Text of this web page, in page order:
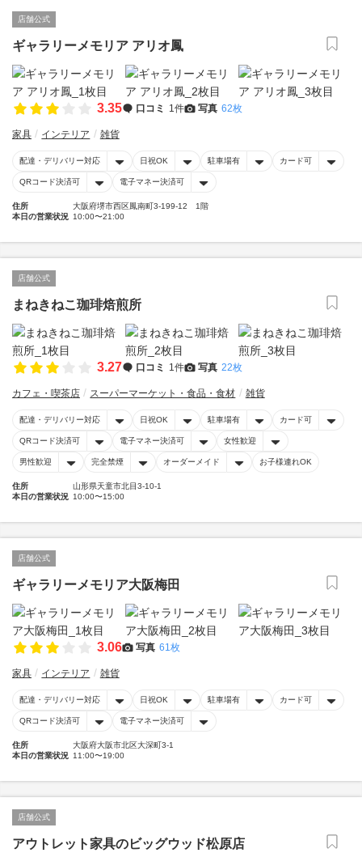
店舗公式
ギャラリーメモリア アリオ鳳
3.35 口コミ 1件 写真 62枚
家具 インテリア 雑貨
配達・デリバリー対応 日祝OK 駐車場有 カード可
QRコード決済可 電子マネー決済可
住所
大阪府堺市西区鳳南町3-199-12 1階
本日の営業状況 10:00〜21:00
店舗公式
まねきねこ珈琲焙煎所
3.27 口コミ 1件 写真 22枚
カフェ・喫茶店 スーパーマーケット・食品・食材 雑貨
配達・デリバリー対応 日祝OK 駐車場有 カード可
QRコード決済可 電子マネー決済可 女性歓迎
男性歓迎 完全禁煙 オーダーメイド お子様連れOK
住所
山形県天童市北目3-10-1
本日の営業状況 10:00〜15:00
店舗公式
ギャラリーメモリア大阪梅田
3.06 写真 61枚
家具 インテリア 雑貨
配達・デリバリー対応 日祝OK 駐車場有 カード可
QRコード決済可 電子マネー決済可
住所
大阪府大阪市北区大深町3-1
本日の営業状況 11:00〜19:00
店舗公式
アウトレット家具のビッグウッド松原店